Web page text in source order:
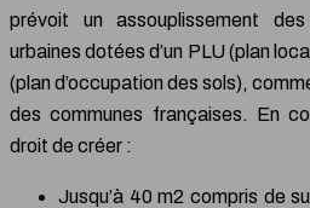
prévoit un assouplissement
urbaines dotées d’un PLU (plan
(plan d’occupation des sols),
des communes françaises. En
droit de créer :
Jusqu’à 40 m2 compris de